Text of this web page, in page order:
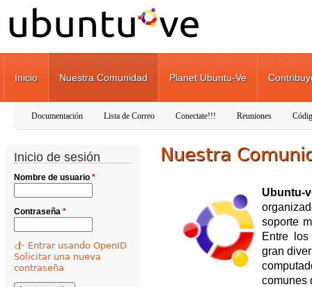
Pasar al contenido principal
Inicio Nuestra Comunidad Planet Ubuntu-Ve
Documentación Lista de Correo Conectate!!! Reuniones
Inicio de sesión
Nombre de usuario *
Contraseña *
Entrar usando OpenID
Solicitar una nueva
contraseña
Nuestra
Ubuntu-
soporte
Entre
gran
comunes